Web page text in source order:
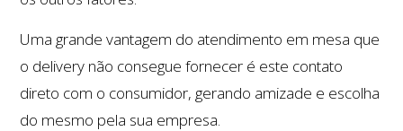
Uma grande vantagem do atendimento em mesa que
o delivery não consegue fornecer é este contato
direto com o consumidor, gerando amizade e escolha
do mesmo pela sua empresa.